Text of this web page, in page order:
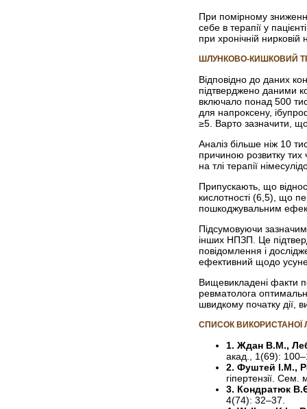
При помірному
себе в терапії у
при хронічній
ШЛУНКОВО-КИШКОВИЙ
Відповідно до даних
підтверджено даними
включало понад 500
для напроксену,
≥5. Варто зазначити,
Аналіз більше ніж 10
причиною розвитку тих
на тлі терапії
Припускають, що
кислотності (6,5), що
пошкоджувальним
Підсумовуючи
інших НПЗП. Це
повідомлення і
ефективний щодо
Вищевикладені факти
ревматолога
швидкому початку дії,
СПИСОК ВИКОРИСТАНОЇ
1. Ждан В.М.,
акад., 1(69):
2. Фуштей І.М.,
гіпертензії.
3. Кондратюк
4(74): 32–37.